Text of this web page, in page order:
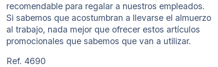
recomendable para regalar a nuestros empleados.
Si sabemos que acostumbran a llevarse el almuerzo
al trabajo, nada mejor que ofrecer estos artículos
promocionales que sabemos que van a utilizar.
Ref. 4690